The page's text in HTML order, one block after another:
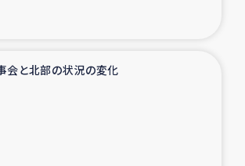
デニヤヤ小規模紅茶農家支援